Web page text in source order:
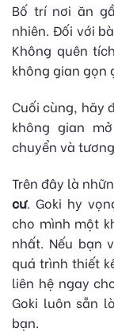
Bố trí nơi ăn
nhiên. Đối với
Không quên
không gian gọn
Cuối cùng, hãy
không gian
chuyển và
Trên đây là
cư. Goki hy
cho mình một
nhất. Nếu bạn
quá trình thiết
liên hệ ngay
Goki luôn sẵn
bạn.